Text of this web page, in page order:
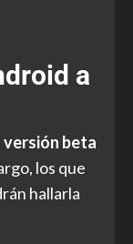
a
versión beta
los que
hallarla